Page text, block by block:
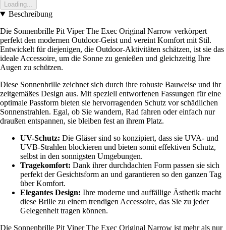
Loading...
Beschreibung
Die Sonnenbrille Pit Viper The Exec Original Narrow verkörpert
perfekt den modernen Outdoor-Geist und vereint Komfort mit Stil.
Entwickelt für diejenigen, die Outdoor-Aktivitäten schätzen, ist sie das
ideale Accessoire, um die Sonne zu genießen und gleichzeitig Ihre
Augen zu schützen.
Diese Sonnenbrille zeichnet sich durch ihre robuste Bauweise und ihr
zeitgemäßes Design aus. Mit speziell entworfenen Fassungen für eine
optimale Passform bieten sie hervorragenden Schutz vor schädlichen
Sonnenstrahlen. Egal, ob Sie wandern, Rad fahren oder einfach nur
draußen entspannen, sie bleiben fest an ihrem Platz.
UV-Schutz: Die Gläser sind so konzipiert, dass sie UVA- und
UVB-Strahlen blockieren und bieten somit effektiven Schutz,
selbst in den sonnigsten Umgebungen.
Tragekomfort: Dank ihrer durchdachten Form passen sie sich
perfekt der Gesichtsform an und garantieren so den ganzen Tag
über Komfort.
Elegantes Design: Ihre moderne und auffällige Ästhetik macht
diese Brille zu einem trendigen Accessoire, das Sie zu jeder
Gelegenheit tragen können.
Die Sonnenbrille Pit Viper The Exec Original Narrow ist mehr als nur